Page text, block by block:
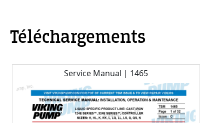
Téléchargements
Service Manual | 1465